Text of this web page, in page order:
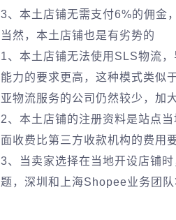
3、本土店铺无需支付6%的佣金
当然，本土店铺也是有劣势的
1、本土店铺无法使用SLS物流
能力的要求更高，这种模式类似
亚物流服务的公司仍然较少，加
2、本土店铺的注册资料是站点
面收费比第三方收款机构的费用
3、当卖家选择在当地开设店铺
题，深圳和上海Shopee业务团